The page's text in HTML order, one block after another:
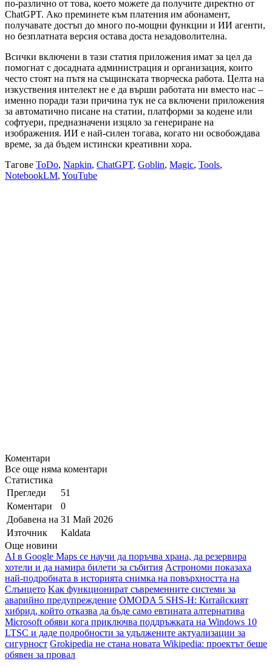
по-различно от това, което можете да получите директно от
ChatGPT. Ако преминете към платения им абонамент,
получавате достъп до много по-мощни функции и ИИ агенти,
но безплатната версия остава доста незадоволителна.
Всички включени в тази статия приложения имат за цел да
помогнат с досадната администрация и организация, които
често стоят на пътя на същинската творческа работа. Целта на
изкуствения интелект не е да върши работата ни вместо нас –
именно поради тази причина тук не са включени приложения
за автоматично писане на статии, платформи за кодене или
софтуери, предназначени изцяло за генериране на
изображения. ИИ е най-силен тогава, когато ни освобождава
време, за да бъдем истински креативни хора.
Тагове ToDo, Napkin, ChatGPT, Goblin, Magic, Tools,
NotebookLM, YouTube
Коментари
Все още няма коментари
Статистика
Прегледи
51
Коментари
0
Добавена на 31 Май 2026
Източник
Kaldata
Още новини
AI в Google Maps се научи да поръчва храна, да резервира
хотели и да намира билети за събития Астрономи показаха
най-подробната в историята снимка на повърхността на
Слънцето Kак функционират съвременните системи за
аварийно предупреждение OMODA 5 SHS-H: Китайският
хибрид, който отказва да бъде само евтината алтернатива
Microsoft обяви кога приключва поддръжката на Windows 10
LTSC и даде подробности за удължените актуализации за
сигурност Grokipedia не стана новата Wikipedia: проектът беше
обявен за провал